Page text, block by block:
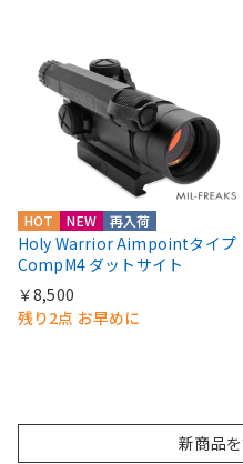
HOT NEW 再入荷
Holy Warrior Aimpointタイプ
CompM4 ダットサイト
￥8,500
残り2点 お早めに
新商品